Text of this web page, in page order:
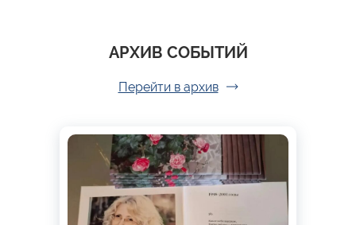
АРХИВ СОБЫТИЙ
Перейти в архив